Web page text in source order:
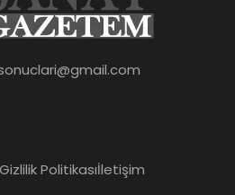
Gizlilik Politikasıİletişim